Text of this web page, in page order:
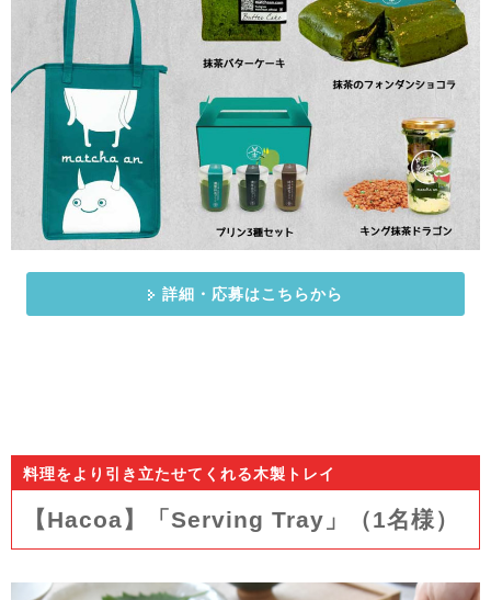
詳細・応募はこちらから
料理をより引き立たせてくれる木製トレイ
【Hacoa】「Serving Tray」（1名様）